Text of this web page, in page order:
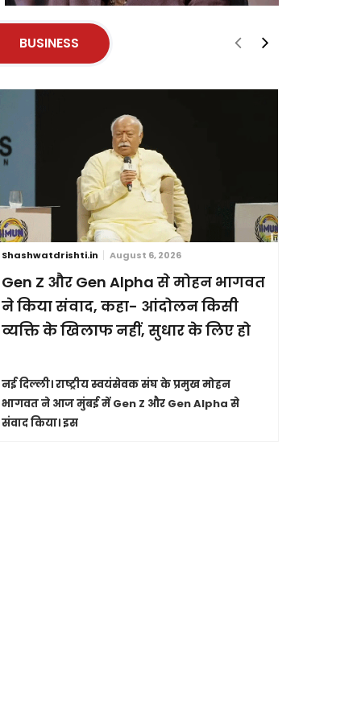
BUSINESS
Shashwatdrishti.in August 6, 2026
Gen Z और Gen Alpha से मोहन भागवत
ने किया संवाद, कहा- आंदोलन किसी
व्यक्ति के खिलाफ नहीं, सुधार के लिए हो
नई दिल्ली।राष्ट्रीय स्वयंसेवक संघ के प्रमुख मोहन
भागवत ने आज मुंबई में Gen Z और Gen Alpha से
संवाद किया। इस